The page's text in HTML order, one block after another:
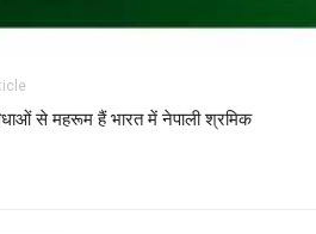
से महरूम हैं भारत में नेपाली श्रमिक